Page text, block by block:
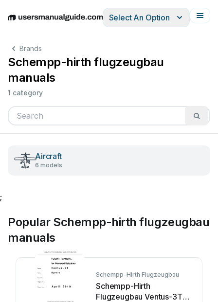
EnglishDeutschEspañolItalianoFrançais
Select An Option
Brands
Schempp-hirth flugzeugbau
manuals
1 category
Aircraft
6 models
;
Popular Schempp-hirth flugzeugbau
manuals
Schempp-Hirth Flugzeugbau
Schempp-Hirth
Flugzeugbau Ventus-3T